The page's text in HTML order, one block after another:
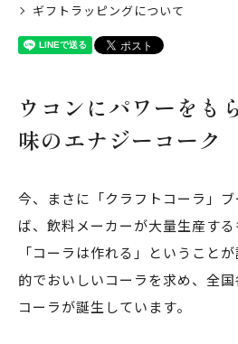
ログイン
特定商取引法表示
ギフトラッピングについて
ウコンにパワーをも
味のエナジーコーク
今、まさに「クラフトコーラ」
ば、飲料メーカーが大量生産す
「コーラは作れる」ということ
的でおいしいコーラを求め、全
コーラが誕生しています。